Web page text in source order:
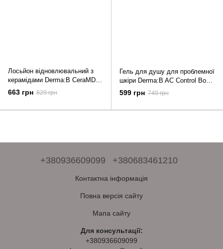
Лосьйон відновлювальний з
керамідами Derma:B CeraMD
Repair Lotion 400 мл
663 грн 829 грн
Гель для душу для проблемної
шкіри Derma:B AC Control Body
Wash 420 мл
599 грн 749 грн
+380936609099 +380683461210
Контактна інформація
Повна версія сайту
Мапа сайту
Для консультації:
+380936609099